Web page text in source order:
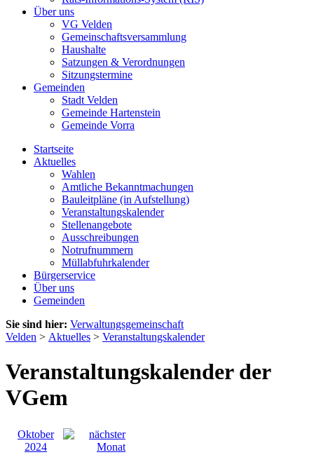
Über uns
VG Velden
Gemeinschaftsversammlung
Haushalte
Satzungen & Verordnungen
Sitzungstermine
Gemeinden
Stadt Velden
Gemeinde Hartenstein
Gemeinde Vorra
Startseite
Aktuelles
Wahlen
Amtliche Bekanntmachungen
Bauleitpläne (in Aufstellung)
Veranstaltungskalender
Stellenangebote
Ausschreibungen
Notrufnummern
Müllabfuhrkalender
Bürgerservice
Über uns
Gemeinden
Sie sind hier: Verwaltungsgemeinschaft
Velden > Aktuelles > Veranstaltungskalender
Veranstaltungskalender der
VGem
Oktober
2024